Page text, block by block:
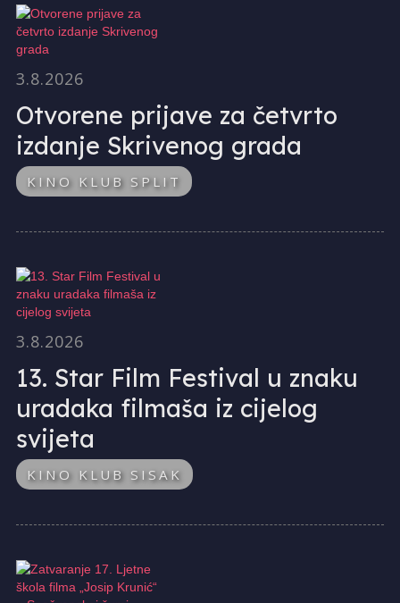
3.8.2026
Otvorene prijave za četvrto
izdanje Skrivenog grada
KINO KLUB SPLIT
3.8.2026
13. Star Film Festival u znaku
uradaka filmaša iz cijelog
svijeta
KINO KLUB SISAK